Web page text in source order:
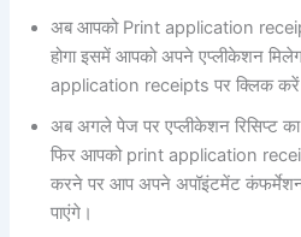
अब आपको Print application
होगा इसमें आपको अपने एप्लीकेशन
application receipts पर क्लिक
अब अगले पेज पर एप्लीकेशन रिसिप्ट का
फिर आपको print application
करने पर आप अपने अपॉइंटमेंट
पाएंगे।